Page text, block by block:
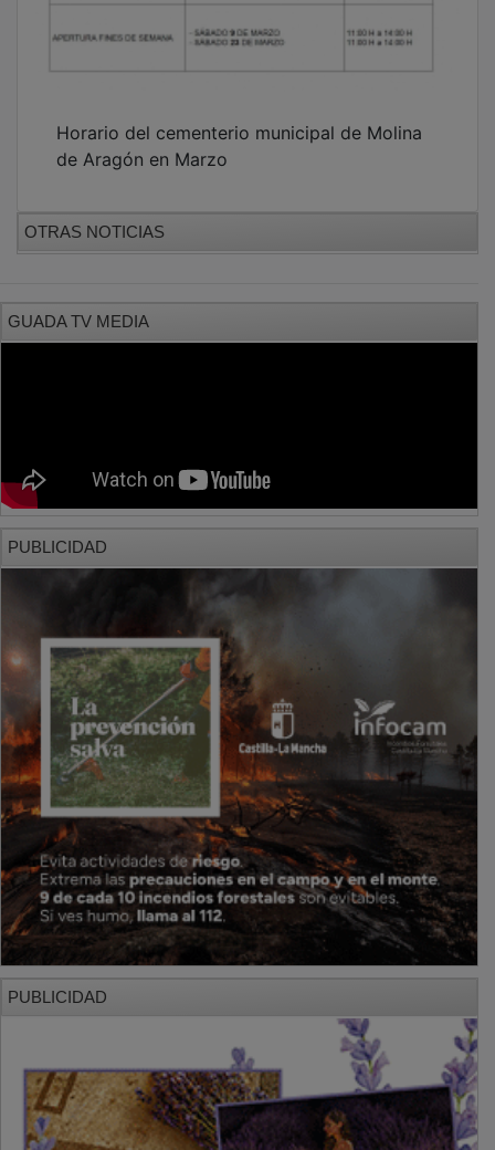
Horario del cementerio municipal de Molina
de Aragón en Marzo
OTRAS NOTICIAS
GUADA TV MEDIA
PUBLICIDAD
PUBLICIDAD